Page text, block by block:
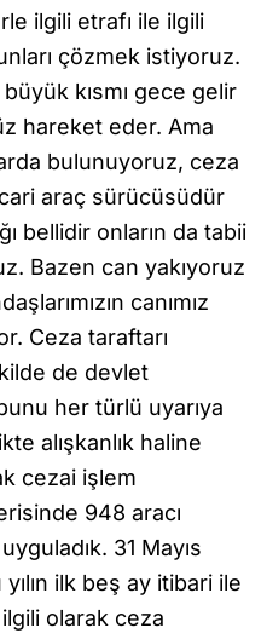
ilgili etrafı ile ilgili
çözmek istiyoruz.
kısmı gece gelir
hareket eder. Ama
bulunuyoruz, ceza
araç sürücüsüdür
bellidir onların da tabii
Bazen can yakıyoruz
canımız
Ceza taraftarı
de devlet
her türlü uyarıya
alışkanlık haline
cezai işlem
948 aracı
31 Mayıs
ilk beş ay itibari ile
olarak ceza